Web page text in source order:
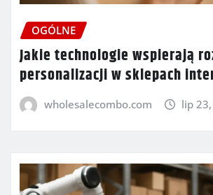
OGÓLNE
Jakie technologie wspierają
personalizacji w sklepach
wholesalecombo.com lip